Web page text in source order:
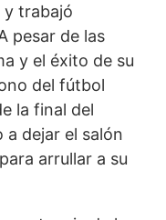
y trabajó
pesar de las
y el éxito de su
del fútbol
la final del
a dejar el salón
arrullar a su